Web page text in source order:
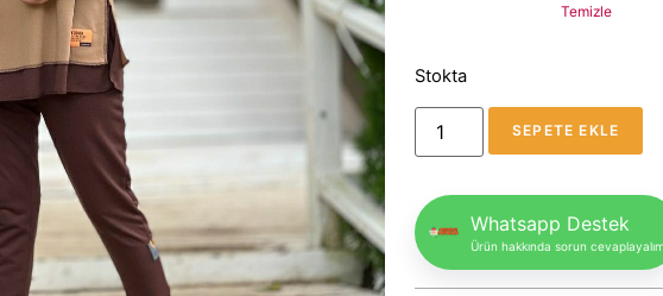
Temizle
Stokta
SEPETE EKLE
Whatsapp Destek
Ürün hakkında sorun